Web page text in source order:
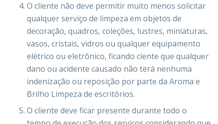
O cliente não deve permitir muito menos solicitar
qualquer serviço de limpeza em objetos de
decoração, quadros, coleções, lustres, miniaturas,
vasos, cristais, vidros ou qualquer equipamento
elétrico ou eletrônico, ficando ciente que qualquer
dano ou acidente causado não terá nenhuma
indenização ou reposição por parte da Aroma e
Brilho Limpeza de escritórios.
O cliente deve ficar presente durante todo o